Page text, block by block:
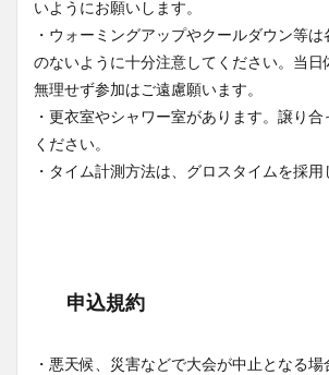
いようにお願いします。
・ウォーミングアップやクールダウン等
のないように十分注意してください。当日
無理せず参加はご遠慮願います。
・更衣室やシャワー室があります。譲り
ください。
・タイム計測方法は、グロスタイムを採用
申込規約
・悪天候、災害などで大会が中止となる